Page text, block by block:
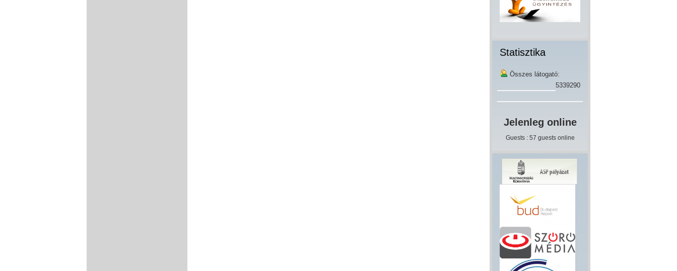
Statisztika
Összes látogató:
5339290
Jelenleg online
Guests : 57 guests online